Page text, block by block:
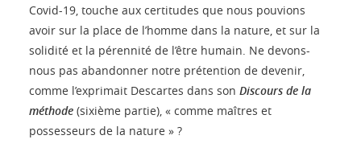
Covid-19, touche aux certitudes que nous pouvions
avoir sur la place de l’homme dans la nature, et sur la
solidité et la pérennité de l’être humain. Ne devons-
nous pas abandonner notre prétention de devenir,
comme l’exprimait Descartes dans son Discours de la
méthode (sixième partie), « comme maîtres et
possesseurs de la nature » ?